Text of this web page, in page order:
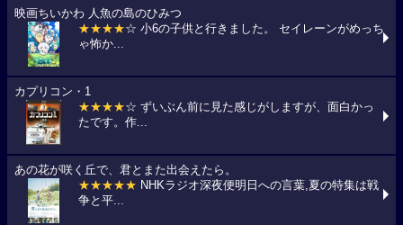
映画ちいかわ 人魚の島のひみつ
★★★★☆ 小6の子供と行きました。 セイレーンがめっち
ゃ怖か...
カプリコン・1
★★★★☆ ずいぶん前に見た感じがしますが、面白かっ
たです。作...
あの花が咲く丘で、君とまた出会えたら。
★★★★★ NHKラジオ深夜便明日への言葉,夏の特集は戦
争と平...